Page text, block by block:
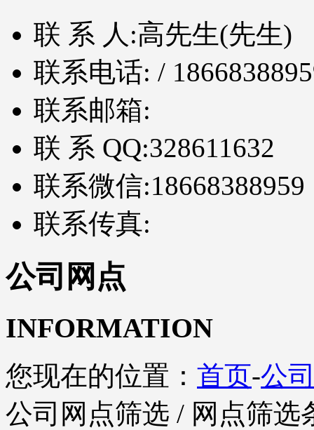
联 系 人:高先生(先生)
联系电话: /
联系邮箱:
联 系 QQ:328611632
联系微信:18668388959
联系传真:
公司网点
INFORMATION
您现在的位置： 首页-公
公司网点筛选 / 网点筛选